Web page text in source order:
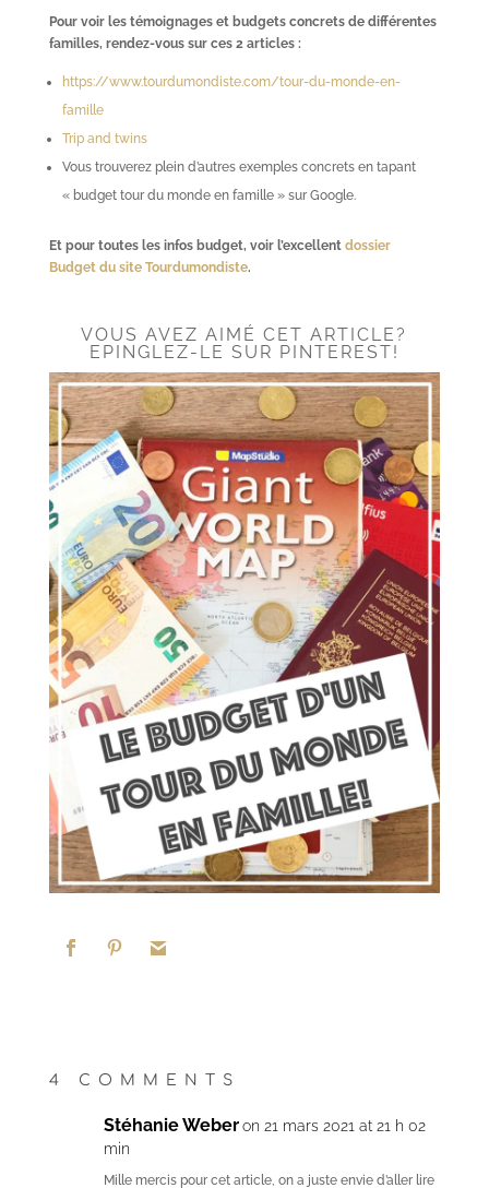
Pour voir les témoignages et budgets concrets de différentes
familles, rendez-vous sur ces 2 articles :
https://www.tourdumondiste.com/tour-du-monde-en-
famille
Trip and twins
Vous trouverez plein d’autres exemples concrets en tapant
« budget tour du monde en famille » sur Google.
Et pour toutes les infos budget, voir l’excellent dossier
Budget du site Tourdumondiste.
VOUS AVEZ AIMÉ CET ARTICLE?
EPINGLEZ-LE SUR PINTEREST!
4 COMMENTS
Stéhanie Weber on 21 mars 2021 at 21 h 02
min
Mille mercis pour cet article, on a juste envie d’aller lire